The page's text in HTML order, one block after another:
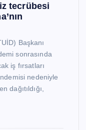
tecrübesi
Başkanı
sonrasında
iş fırsatları
nedeniyle
dağıtıldığı,